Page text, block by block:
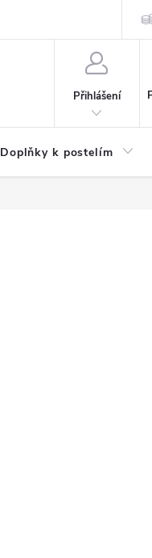
Podmínky ochrany
Přihlášení
Doplňky k postelím